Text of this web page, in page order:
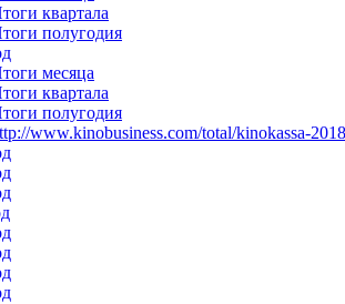
квартала
полугодия
месяца
квартала
полугодия
www.kinobusiness.com/total/kinokassa-